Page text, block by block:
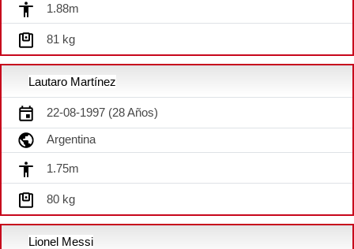
1.88m
81 kg
Lautaro Martínez
22-08-1997 (28 Años)
Argentina
1.75m
80 kg
Lionel Messi